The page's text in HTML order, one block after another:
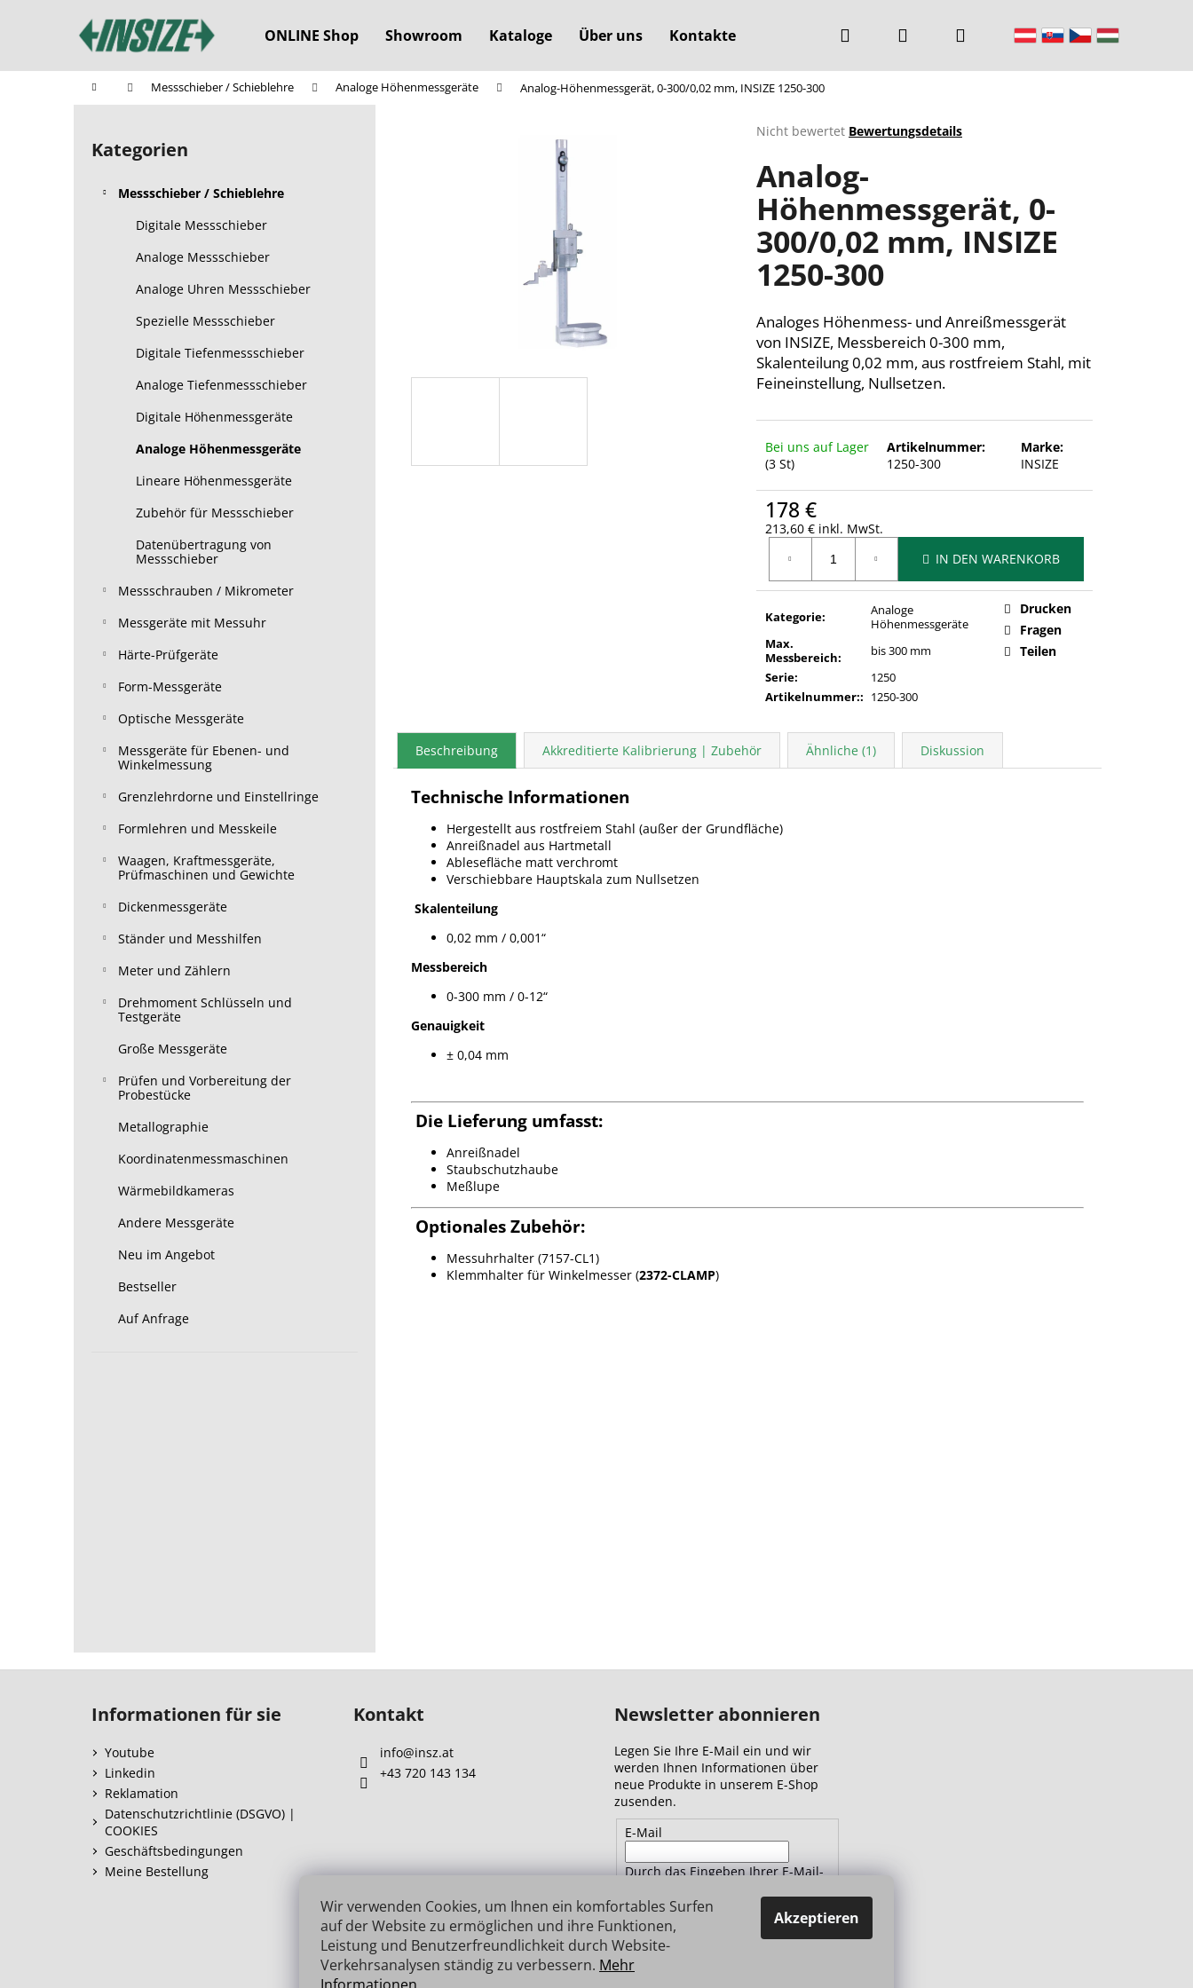
Wir verwenden Cookies, um Ihnen ein komfortables Surfen
auf der Website zu ermöglichen und ihre Funktionen,
Leistung und Benutzerfreundlichkeit durch Website-
Verkehrsanalysen ständig zu verbessern. Mehr
Akzeptieren
ONLINE Shop Showroom Kataloge Über uns Kontakte Suchen Warenkorb
StartseiteMessschieber / Schieblehre Analoge Höhenmessgeräte Analog-Höhenmessgerät, 0-300/0,02 mm, INSIZE 1250-300
S
Kategorien
überspringen
Kategorien
Messschieber / Schieblehre
Digitale Messschieber
Analoge Messschieber
Analoge Uhren Messschieber
Spezielle Messschieber
Digitale Tiefenmessschieber
Analoge Tiefenmessschieber
Digitale Höhenmessgeräte
Analoge Höhenmessgeräte
Lineare Höhenmessgeräte
Zubehör für Messschieber
Datenübertragung von
Messschieber
Messschrauben / Mikrometer
Messgeräte mit Messuhr
Härte-Prüfgeräte
Form-Messgeräte
Optische Messgeräte
Messgeräte für Ebenen- und
Winkelmessung
Grenzlehrdorne und Einstellringe
Formlehren und Messkeile
Waagen, Kraftmessgeräte,
Prüfmaschinen und Gewichte
Dickenmessgeräte
Ständer und Messhilfen
Meter und Zählern
Drehmoment Schlüsseln und
Testgeräte
Große Messgeräte
Prüfen und Vorbereitung der
Probestücke
Metallographie
Koordinatenmessmaschinen
Wärmebildkameras
Andere Messgeräte
Neu im Angebot
Bestseller
Auf Anfrage
Die
Produktbewertung
ist
0,0
von
5
Sternen.
Nicht bewertet Bewertungsdetails
Analog-
Höhenmessgerät, 0-
300/0,02 mm, INSIZE
1250-300
Analoges Höhenmess- und Anreißmessgerät
von INSIZE, Messbereich 0-300 mm,
Skalenteilung 0,02 mm, aus rostfreiem Stahl, mit
Feineinstellung, Nullsetzen.
Bei uns auf Lager
(3 St)
Artikelnummer:
1250-300
Marke:
INSIZE
178 €
213,60 € inkl. MwSt.
IN DEN WARENKORB
Kategorie:
Analoge
Höhenmessgeräte
Max.
Messbereich:
bis 300 mm
Serie:
1250
Artikelnummer:: 1250-300
Drucken
Fragen
Teilen
Beschreibung Akkreditierte Kalibrierung | Zubehör Ähnliche (1) Diskussion
Technische Informationen
Hergestellt aus rostfreiem Stahl (außer der Grundfläche)
Anreißnadel aus Hartmetall
Ablesefläche matt verchromt
Verschiebbare Hauptskala zum Nullsetzen
Skalenteilung
0,02 mm / 0,001“
Messbereich
0-300 mm / 0-12“
Genauigkeit
± 0,04 mm
Die Lieferung umfasst:
Anreißnadel
Staubschutzhaube
Meßlupe
Optionales Zubehör:
Messuhrhalter (7157-CL1)
Klemmhalter für Winkelmesser (2372-CLAMP)
e
Zurück
zum
Zurück
zum
Was suchen Sie?
Wir empfehlen
Informationen für sie
Youtube
Linkedin
Reklamation
Datenschutzrichtlinie (DSGVO) |
COOKIES
Geschäftsbedingungen
Meine Bestellung
Kontakt
info@insz.at
+43 720 143 134
Newsletter abonnieren
Legen Sie Ihre E-Mail ein und wir
werden Ihnen Informationen über
neue Produkte in unserem E-Shop
zusenden.
E-Mail
Durch das Eingeben Ihrer E-Mail-
Datenschutzbestimmungen zu.
ANMELDEN